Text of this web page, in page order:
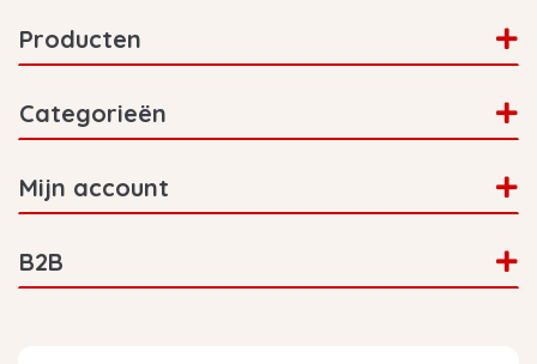
Producten
Categorieën
Mijn account
B2B